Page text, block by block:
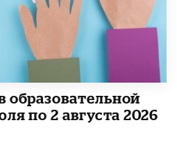
по 2 августа 2026